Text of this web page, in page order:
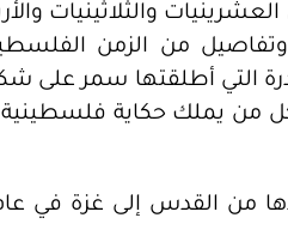
والثلاثينيات
من الزمن
التي أطلقتها سمر على
لكل من يملك حكاية